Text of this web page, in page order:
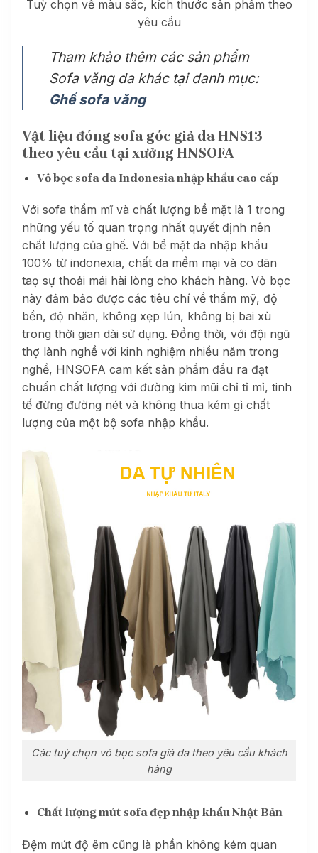
Tuỳ chọn về màu sắc, kích thước sản phẩm theo
yêu cầu
Tham khảo thêm các sản phẩm
Sofa văng da khác tại danh mục:
Ghế sofa văng
Vật liệu đóng sofa góc giả da HNS13
theo yêu cầu tại xưởng HNSOFA
Vỏ bọc sofa da Indonesia nhập khẩu cao cấp
Với sofa thẩm mĩ và chất lượng bề mặt là 1 trong
những yếu tố quan trọng nhất quyết định nên
chất lượng của ghế. Với bề mặt da nhập khẩu
100% từ indonexia, chất da mềm mại và co dãn
taọ sự thoải mái hài lòng cho khách hàng. Vỏ bọc
này đảm bảo được các tiêu chí về thẩm mỹ, độ
bền, độ nhăn, không xẹp lún, không bị bai xù
trong thời gian dài sử dụng. Đồng thời, với đội ngũ
thợ lành nghề với kinh nghiệm nhiều năm trong
nghề, HNSOFA cam kết sản phẩm đầu ra đạt
chuẩn chất lượng với đường kim mũi chỉ tỉ mỉ, tinh
tế đừng đường nét và không thua kém gì chất
lượng của một bộ sofa nhập khẩu.
Các tuỳ chọn vỏ bọc sofa giả da theo yêu cầu khách
hàng
Chất lượng mút sofa đẹp nhập khẩu Nhật Bản
Đệm mút độ êm cũng là phần không kém quan